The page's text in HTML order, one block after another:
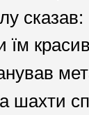
сказав:
шахти